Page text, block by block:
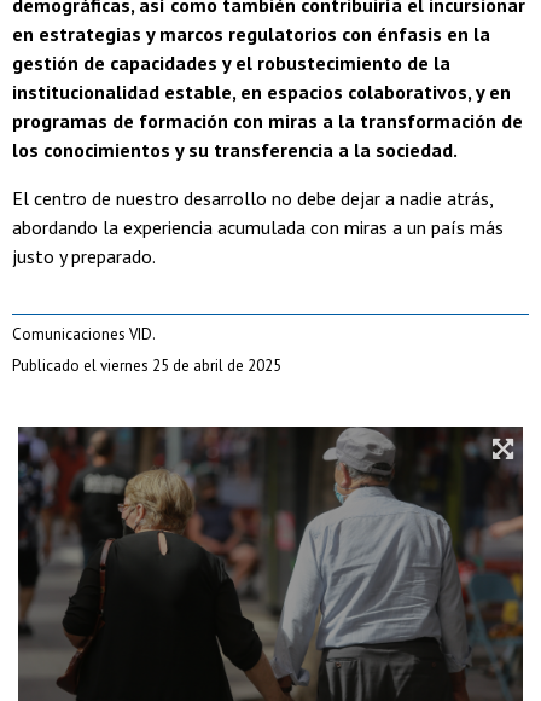
en estrategias y marcos regulatorios con énfasis en la
gestión de capacidades y el robustecimiento de la
institucionalidad estable, en espacios colaborativos, y en
programas de formación con miras a la transformación de
los conocimientos y su transferencia a la sociedad.
El centro de nuestro desarrollo no debe dejar a nadie atrás,
abordando la experiencia acumulada con miras a un país más
justo y preparado.
Comunicaciones VID.
Publicado el viernes 25 de abril de 2025